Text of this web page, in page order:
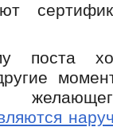
поста